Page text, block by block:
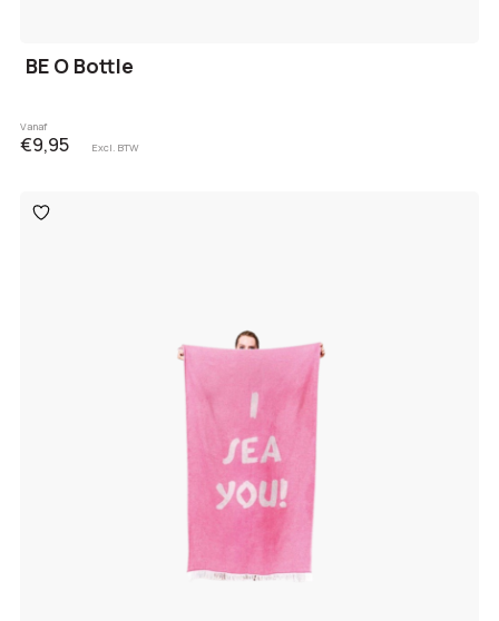
BE O Bottle
Vanaf
€9,95 Excl. BTW
Toevoegen
aan